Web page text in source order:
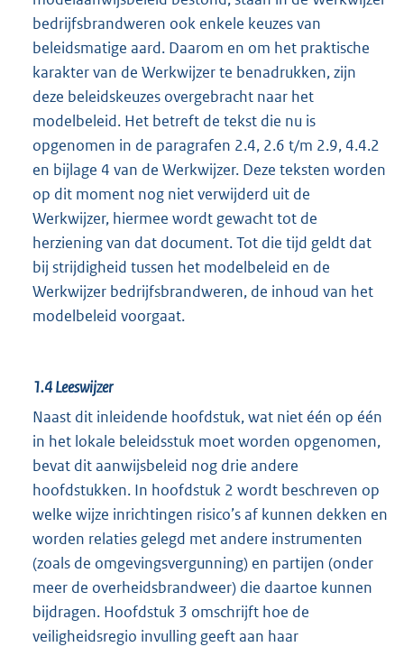
bedrijfsbrandweren ook enkele keuzes van
beleidsmatige aard. Daarom en om het praktische
karakter van de Werkwijzer te benadrukken, zijn
deze beleidskeuzes overgebracht naar het
modelbeleid. Het betreft de tekst die nu is
opgenomen in de paragrafen 2.4, 2.6 t/m 2.9, 4.4.2
en bijlage 4 van de Werkwijzer. Deze teksten worden
op dit moment nog niet verwijderd uit de
Werkwijzer, hiermee wordt gewacht tot de
herziening van dat document. Tot die tijd geldt dat
bij strijdigheid tussen het modelbeleid en de
Werkwijzer bedrijfsbrandweren, de inhoud van het
modelbeleid voorgaat.
1.4Leeswijzer
Naast dit inleidende hoofdstuk, wat niet één op één
in het lokale beleidsstuk moet worden opgenomen,
bevat dit aanwijsbeleid nog drie andere
hoofdstukken. In hoofdstuk 2 wordt beschreven op
welke wijze inrichtingen risico’s af kunnen dekken en
worden relaties gelegd met andere instrumenten
(zoals de omgevingsvergunning) en partijen (onder
meer de overheidsbrandweer) die daartoe kunnen
bijdragen. Hoofdstuk 3 omschrijft hoe de
veiligheidsregio invulling geeft aan haar